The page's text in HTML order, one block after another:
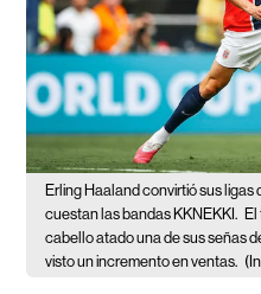
Erling Haaland convirtió sus
cuestan las bandas KKNEKKI. El
cabello atado una de sus señas
visto un incremento en ventas.